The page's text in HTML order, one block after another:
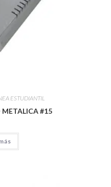
ESTUDIANTIL
METALICA #15